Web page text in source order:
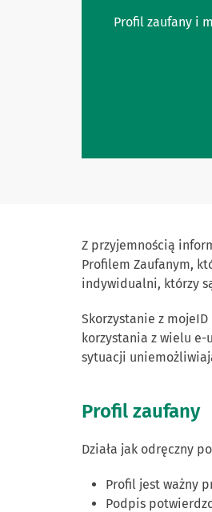
Profil zaufany i
Z przyjemnością
Profilem Zaufanym,
indywidualni, którzy
Skorzystanie z
korzystania z wielu e-
sytuacji
Profil zaufany
Działa jak odręczny
Profil jest ważny
Podpis